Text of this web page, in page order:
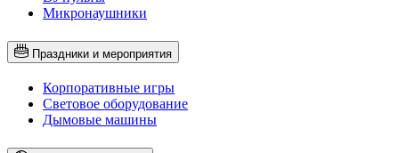
Микронаушники
Праздники и мероприятия
Корпоративные игры
Световое оборудование
Дымовые машины